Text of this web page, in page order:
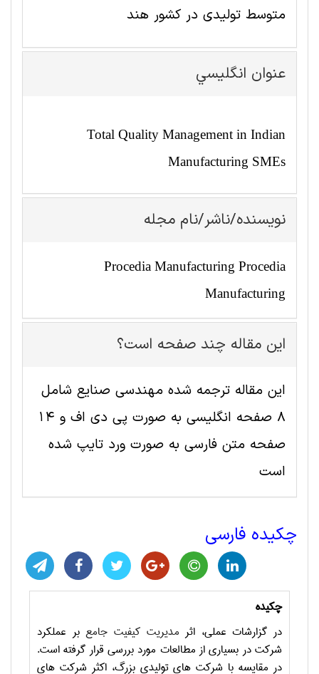
متوسط تولیدی در کشور هند
عنوان انگليسي
Total Quality Management in Indian
Manufacturing SMEs
نویسنده/ناشر/نام مجله
Procedia Manufacturing Procedia
Manufacturing
این مقاله چند صفحه است؟
این مقاله ترجمه شده مهندسی صنايع شامل
8 صفحه انگلیسی به صورت پی دی اف و 14
صفحه متن فارسی به صورت ورد تایپ شده
است
چکیده فارسی
چکیده
در گزارشات عملی، اثر مدیریت کیفیت جامعبر عملکرد
شرکت در بسیاری از مطالعات مورد بررسی قرار گرفته است.
در مقایسه با شرکت های تولیدی بزرگ، اکثر شرکت های